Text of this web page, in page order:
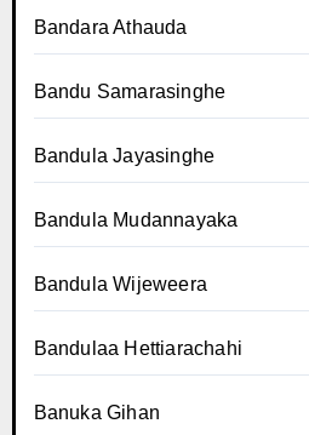
Bandara Athauda
Bandu Samarasinghe
Bandula Jayasinghe
Bandula Mudannayaka
Bandula Wijeweera
Bandulaa Hettiarachahi
Banuka Gihan